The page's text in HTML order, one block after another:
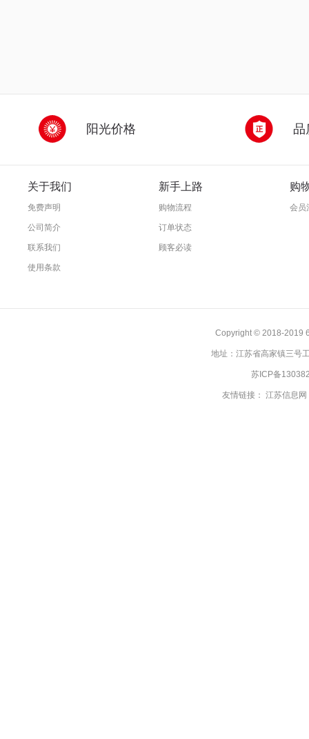
阳光价格 品
关于我们
免费声明
公司简介
联系我们
使用条款
新手上路
购物流程
订单状态
顾客必读
购
会员
Copyright © 2018-2019
地址：江苏省高家镇三号
苏ICP备
友情链接： 江苏信息网